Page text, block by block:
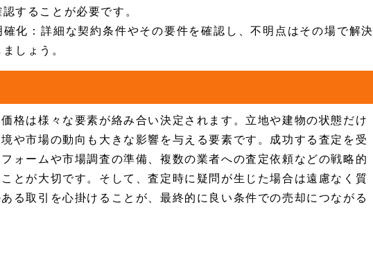
することが必要です。
確化：詳細な契約条件やその要件を確認し、不明点はその場で解決
しょう。
格は様々な要素が絡み合い決定されます。立地や建物の状態だけ
や市場の動向も大きな影響を与える要素です。成功する査定を受
ォームや市場調査の準備、複数の業者への査定依頼などの戦略的
とが大切です。そして、査定時に疑問が生じた場合は遠慮なく質
る取引を心掛けることが、最終的に良い条件での売却につながる